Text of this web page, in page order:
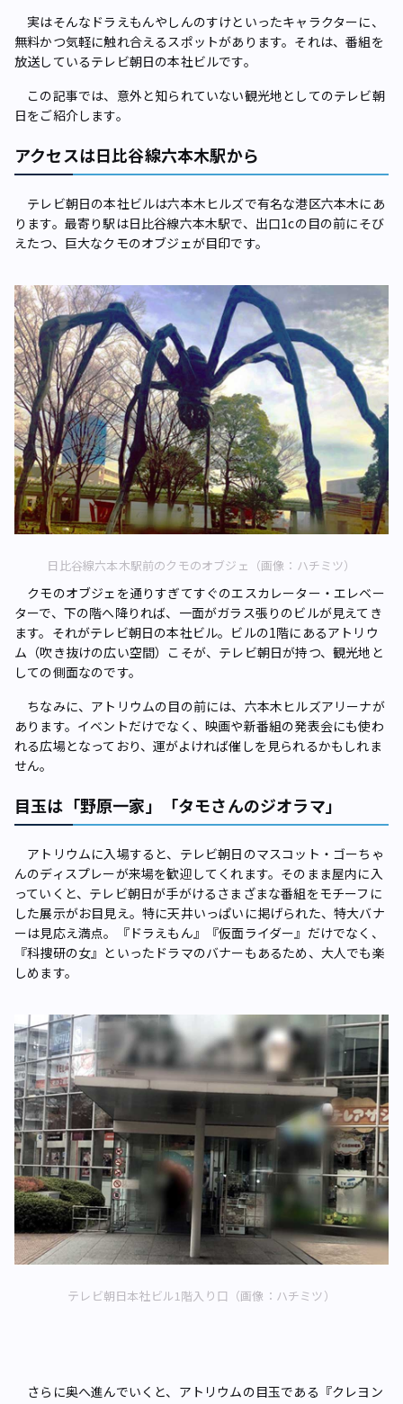
実はそんなドラえもんやしんのすけといったキャラクターに、
無料かつ気軽に触れ合えるスポットがあります。それは、番組を
放送しているテレビ朝日の本社ビルです。
この記事では、意外と知られていない観光地としてのテレビ朝
日をご紹介します。
アクセスは日比谷線六本木駅から
テレビ朝日の本社ビルは六本木ヒルズで有名な港区六本木にあ
ります。最寄り駅は日比谷線六本木駅で、出口1cの目の前にそび
えたつ、巨大なクモのオブジェが目印です。
日比谷線六本木駅前のクモのオブジェ（画像：ハチミツ）
クモのオブジェを通りすぎてすぐのエスカレーター・エレベー
ターで、下の階へ降りれば、一面がガラス張りのビルが見えてき
ます。それがテレビ朝日の本社ビル。ビルの1階にあるアトリウ
ム（吹き抜けの広い空間）こそが、テレビ朝日が持つ、観光地と
しての側面なのです。
ちなみに、アトリウムの目の前には、六本木ヒルズアリーナが
あります。イベントだけでなく、映画や新番組の発表会にも使わ
れる広場となっており、運がよければ催しを見られるかもしれま
せん。
目玉は「野原一家」「タモさんのジオラマ」
アトリウムに入場すると、テレビ朝日のマスコット・ゴーちゃ
んのディスプレーが来場を歓迎してくれます。そのまま屋内に入
っていくと、テレビ朝日が手がけるさまざまな番組をモチーフに
した展示がお目見え。特に天井いっぱいに掲げられた、特大バナ
ーは見応え満点。『ドラえもん』『仮面ライダー』だけでなく、
『科捜研の女』といったドラマのバナーもあるため、大人でも楽
しめます。
テレビ朝日本社ビル1階入り口（画像：ハチミツ）
さらに奥へ進んでいくと、アトリウムの目玉である『クレヨン